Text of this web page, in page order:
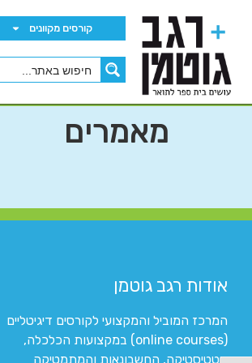
קורסים מקוונים
מאמרים
אודות רגב גוטמן
המרכז המוביל והמקצועי לקורסים דיגיטליים
(online courses) במקצועות הכלכלה,
סטטיסטיקה, החשבונאות והמתמטיקה